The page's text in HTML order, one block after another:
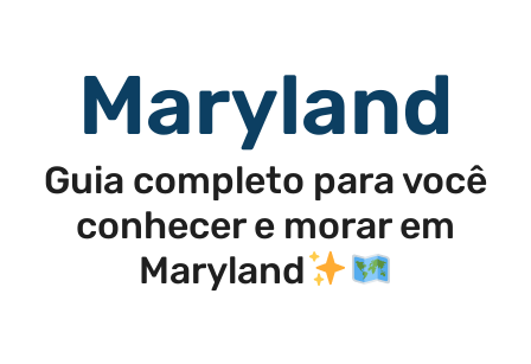
Maryland
Guia completo para você
conhecer e morar em
Maryland